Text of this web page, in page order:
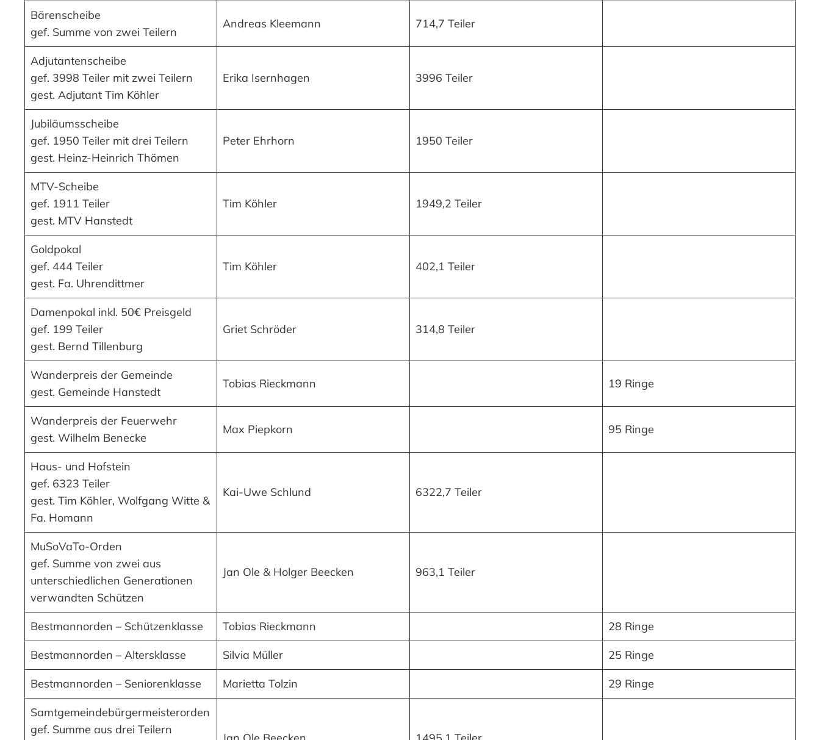
Bärenscheibe
gef. Summe von zwei Teilern
Andreas Kleemann 714,7 Teiler
Adjutantenscheibe
gef. 3998 Teiler mit zwei Teilern
gest. Adjutant Tim Köhler
Erika Isernhagen 3996 Teiler
Jubiläumsscheibe
gef. 1950 Teiler mit drei Teilern
gest. Heinz-Heinrich Thömen
Peter Ehrhorn 1950 Teiler
MTV-Scheibe
gef. 1911 Teiler
gest. MTV Hanstedt
Tim Köhler 1949,2 Teiler
Goldpokal
gef. 444 Teiler
gest. Fa. Uhrendittmer
Tim Köhler 402,1 Teiler
Damenpokal inkl. 50€ Preisgeld
gef. 199 Teiler
gest. Bernd Tillenburg
Griet Schröder 314,8 Teiler
Wanderpreis der Gemeinde
gest. Gemeinde Hanstedt
Tobias Rieckmann 19 Ringe
Wanderpreis der Feuerwehr
gest. Wilhelm Benecke
Max Piepkorn 95 Ringe
Haus- und Hofstein
gef. 6323 Teiler
gest. Tim Köhler, Wolfgang Witte &
Fa. Homann
Kai-Uwe Schlund 6322,7 Teiler
MuSoVaTo-Orden
gef. Summe von zwei aus
unterschiedlichen Generationen
verwandten Schützen
Jan Ole & Holger Beecken 963,1 Teiler
Bestmannorden – Schützenklasse Tobias Rieckmann 28 Ringe
Bestmannorden – Altersklasse Silvia Müller 25 Ringe
Bestmannorden – Seniorenklasse Marietta Tolzin 29 Ringe
Samtgemeindebürgermeisterorden
gef. Summe aus drei Teilern